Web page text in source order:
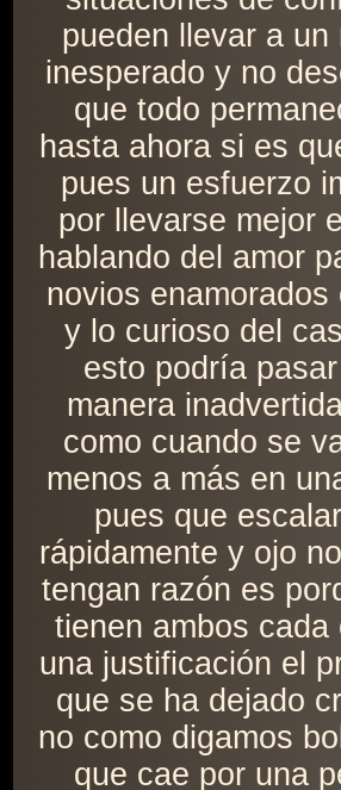
pueden llevar a un
inesperado y no
que todo
hasta ahora si es
pues un esfuerzo
por llevarse mejor
hablando del amor
novios
y lo curioso del
esto podría
manera
como cuando se
menos a más en
pues que
rápidamente y ojo
tengan razón es
tienen ambos cada
una justificación el
que se ha dejado
no como digamos
que cae por una